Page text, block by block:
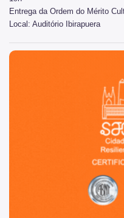
Publicações
Spcine
Entrega da Ordem do Mérito
Local: Auditório Ibirapuera
São Paulo, cidade